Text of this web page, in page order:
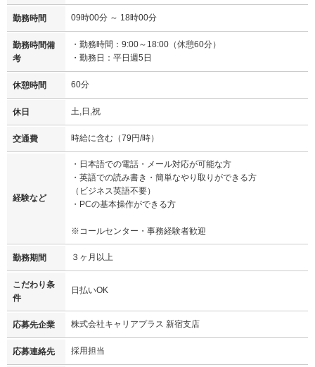
勤務時間 09時00分 ～ 18時00分
勤務時間備
考
・勤務時間：9:00～18:00（休憩60分）
・勤務日：平日週5日
休憩時間 60分
休日 土,日,祝
交通費 時給に含む（79円/時）
経験など
・日本語での電話・メール対応が可能な方
・英語での読み書き・簡単なやり取りができる方
（ビジネス英語不要）
・PCの基本操作ができる方
※コールセンター・事務経験者歓迎
勤務期間 ３ヶ月以上
こだわり条
件
日払いOK
応募先企業 株式会社キャリアプラス 新宿支店
応募連絡先 採用担当